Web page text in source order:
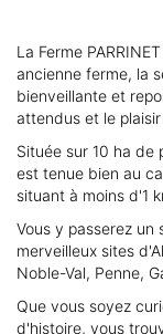
La Ferme
ancienne ferme, la
bienveillante et
attendus et le
Située sur 10 ha
est tenue bien au
situant à moins d'1
Vous y passerez un
merveilleux sites
Noble-Val, Penne,
Que vous soyez
d'histoire, vous